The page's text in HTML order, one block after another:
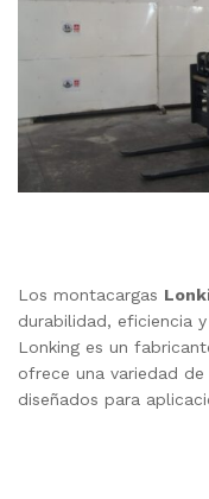
Los montacargas
durabilidad, eficiencia
Lonking es un
ofrece una variedad
diseñados para